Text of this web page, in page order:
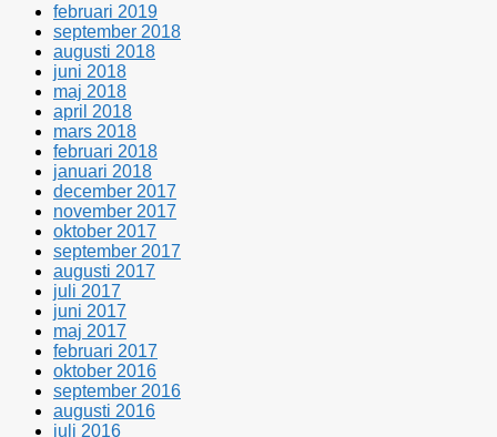
februari 2019
september 2018
augusti 2018
juni 2018
maj 2018
april 2018
mars 2018
februari 2018
januari 2018
december 2017
november 2017
oktober 2017
september 2017
augusti 2017
juli 2017
juni 2017
maj 2017
februari 2017
oktober 2016
september 2016
augusti 2016
juli 2016